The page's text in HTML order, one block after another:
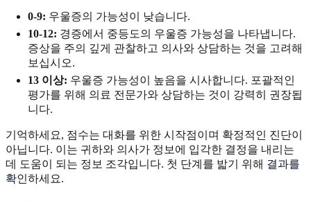
0-9: 우울증의 가능성이 낮습니다.
10-12: 경증에서 중등도의 우울증 가능성을 나타냅니다.
증상을 주의 깊게 관찰하고 의사와 상담하는 것을 고려해
보십시오.
13 이상: 우울증 가능성이 높음을 시사합니다. 포괄적인
평가를 위해 의료 전문가와 상담하는 것이 강력히 권장됩
니다.
기억하세요, 점수는 대화를 위한 시작점이며 확정적인 진단이
아닙니다. 이는 귀하와 의사가 정보에 입각한 결정을 내리는
데 도움이 되는 정보 조각입니다. 첫 단계를 밟기 위해 결과를
확인하세요.